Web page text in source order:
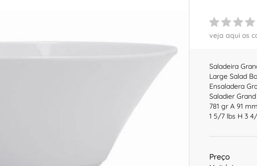
veja aqui os
Saladeira
Large Salad
Ensaladera
Saladier
781 gr A 91
1 5/7 lbs H 3
Preço